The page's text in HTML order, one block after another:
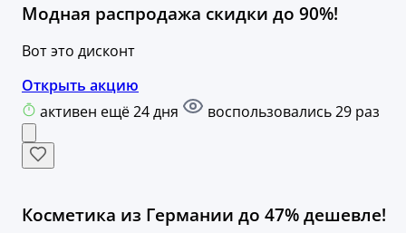
Модная распродажа скидки до 90%!
Вот это дисконт
Открыть акцию
активен ещё 24 дня
воспользовались 29 раз
Косметика из Германии до 47% дешевле!